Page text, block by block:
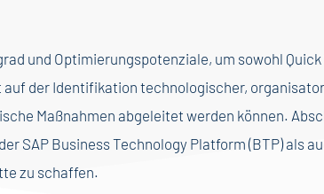
und Optimierungspotenziale, um sowohl Quick
der Identifikation technologischer,
Maßnahmen abgeleitet werden können.
SAP Business Technology Platform (BTP) als
zu schaffen.